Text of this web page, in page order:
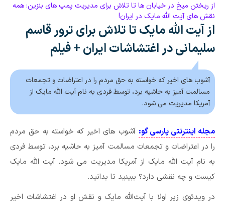
از ریختن میخ در خیابان ها تا تلاش برای مدیریت پمپ های بنزین: همه
نقش های آیت الله مایک در ایران!
از آیت الله مایک تا تلاش برای ترور قاسم
سلیمانی در اغتشاشات ایران + فیلم
آشوب های اخیر که خواسته به حق مردم را در اعتراضات و تجمعات
مسالمت آمیز به حاشیه برد، توسط فردی به نام آیت الله مایک از
آمریکا مدیریت می شود.
مجله اینترنتی پارسی گو: آشوب های اخیر که خواسته به حق مردم
را در اعتراضات و تجمعات مسالمت آمیز به حاشیه برد، توسط فردی
به نام آیت الله مایک از آمریکا مدیریت می شود. آیت الله مایک
کیست و چه نقشی دارد؟ ببینید تا بدانید.
در ویدئوی زیر اولا با آیت‌الله مایک و نقش او در اغتشاشات اخیر